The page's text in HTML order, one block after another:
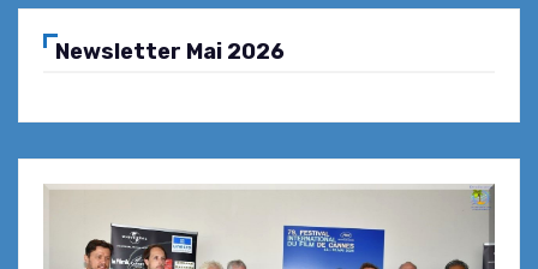
Newsletter Mai 2026